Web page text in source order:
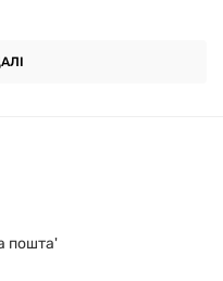
пошта'
КИСЛОТОЮ,
Support with
для щоденного